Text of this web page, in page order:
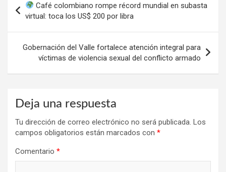
de
entradas
Café colombiano rompe récord mundial en subasta
virtual: toca los US$ 200 por libra
Gobernación del Valle fortalece atención integral para
víctimas de violencia sexual del conflicto armado
Deja una respuesta
Tu dirección de correo electrónico no será publicada. Los
campos obligatorios están marcados con *
Comentario *